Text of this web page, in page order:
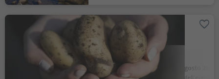
Mercato dei contadini
Posizione
Nalles, Merano e dintorni
7 Agosto 2026
data dell'evento
14 Agosto 2026
data dell'evento